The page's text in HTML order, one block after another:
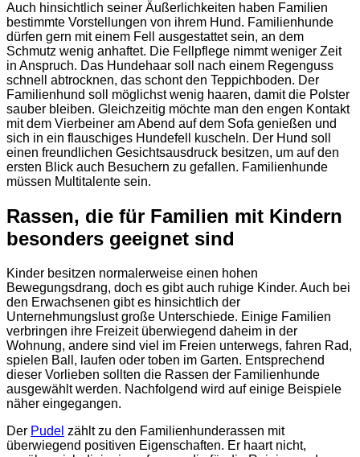
Auch hinsichtlich seiner Äußerlichkeiten haben Familien
bestimmte Vorstellungen von ihrem Hund. Familienhunde
dürfen gern mit einem Fell ausgestattet sein, an dem
Schmutz wenig anhaftet. Die Fellpflege nimmt weniger Zeit
in Anspruch. Das Hundehaar soll nach einem Regenguss
schnell abtrocknen, das schont den Teppichboden. Der
Familienhund soll möglichst wenig haaren, damit die Polster
sauber bleiben. Gleichzeitig möchte man den engen Kontakt
mit dem Vierbeiner am Abend auf dem Sofa genießen und
sich in ein flauschiges Hundefell kuscheln. Der Hund soll
einen freundlichen Gesichtsausdruck besitzen, um auf den
ersten Blick auch Besuchern zu gefallen. Familienhunde
müssen Multitalente sein.
Rassen, die für Familien mit Kindern
besonders geeignet sind
Kinder besitzen normalerweise einen hohen
Bewegungsdrang, doch es gibt auch ruhige Kinder. Auch bei
den Erwachsenen gibt es hinsichtlich der
Unternehmungslust große Unterschiede. Einige Familien
verbringen ihre Freizeit überwiegend daheim in der
Wohnung, andere sind viel im Freien unterwegs, fahren Rad,
spielen Ball, laufen oder toben im Garten. Entsprechend
dieser Vorlieben sollten die Rassen der Familienhunde
ausgewählt werden. Nachfolgend wird auf einige Beispiele
näher eingegangen.
Der Pudel zählt zu den Familienhunderassen mit
überwiegend positiven Eigenschaften. Er haart nicht,